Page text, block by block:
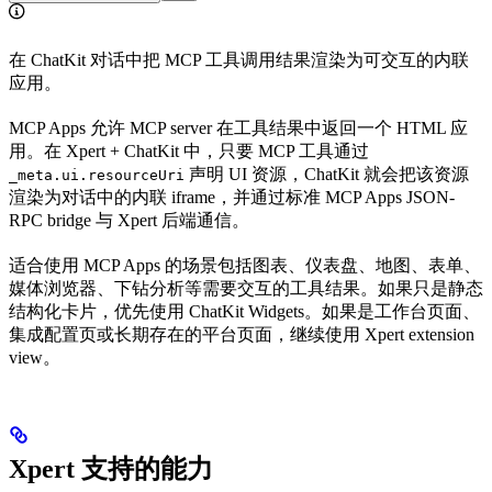
在 ChatKit 对话中把 MCP 工具调用结果渲染为可交互的内联
应用。
MCP Apps 允许 MCP server 在工具结果中返回一个 HTML 应
用。在 Xpert + ChatKit 中，只要 MCP 工具通过
_meta.ui.resourceUri 声明 UI 资源，ChatKit 就会把该资源
渲染为对话中的内联 iframe，并通过标准 MCP Apps JSON-
RPC bridge 与 Xpert 后端通信。
适合使用 MCP Apps 的场景包括图表、仪表盘、地图、表单、
媒体浏览器、下钻分析等需要交互的工具结果。如果只是静态
结构化卡片，优先使用 ChatKit Widgets。如果是工作台页面、
集成配置页或长期存在的平台页面，继续使用 Xpert extension
view。
Xpert 支持的能力